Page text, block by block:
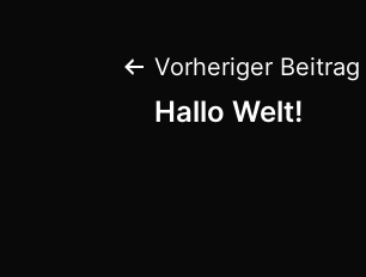
Vorheriger Beitrag
Hallo Welt!